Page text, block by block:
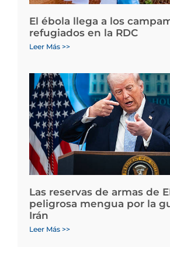
El ébola llega a los
refugiados en la RDC
Leer Más >>
Las reservas de armas de
peligrosa mengua por la
Irán
Leer Más >>